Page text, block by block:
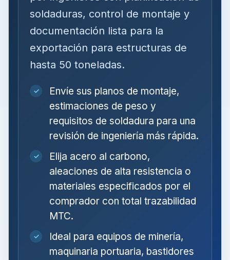
soldaduras, control de montaje y
documentación lista para la
exportación para estructuras de
hasta 50 toneladas.
✓
Envíe sus planos de montaje,
estimaciones de peso y
requisitos de soldadura para una
revisión de ingeniería más rápida.
✓
Elija acero al carbono,
aleaciones de alta resistencia o
materiales especificados por el
comprador con total trazabilidad
MTC.
✓
Ideal para equipos de minería,
maquinaria portuaria, bastidores